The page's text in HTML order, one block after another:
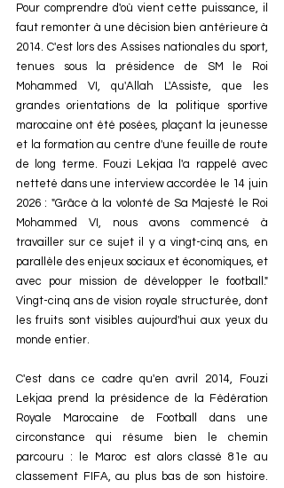
Pour comprendre d'où vient cette puissance, il
faut remonter à une décision bien antérieure à
2014. C'est lors des Assises nationales du sport,
tenues sous la présidence de SM le Roi
Mohammed VI, qu'Allah L'Assiste, que les
grandes orientations de la politique sportive
marocaine ont été posées, plaçant la jeunesse
et la formation au centre d'une feuille de route
de long terme. Fouzi Lekjaa l'a rappelé avec
netteté dans une interview accordée le 14 juin
2026 : "Grâce à la volonté de Sa Majesté le Roi
Mohammed VI, nous avons commencé à
travailler sur ce sujet il y a vingt-cinq ans, en
parallèle des enjeux sociaux et économiques, et
avec pour mission de développer le football."
Vingt-cinq ans de vision royale structurée, dont
les fruits sont visibles aujourd'hui aux yeux du
monde entier.
C'est dans ce cadre qu'en avril 2014, Fouzi
Lekjaa prend la présidence de la Fédération
Royale Marocaine de Football dans une
circonstance qui résume bien le chemin
parcouru : le Maroc est alors classé 81e au
classement FIFA, au plus bas de son histoire.